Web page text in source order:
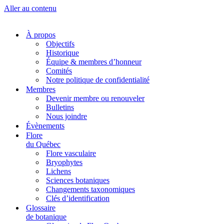
Aller au contenu
À propos
Objectifs
Historique
Équipe & membres d’honneur
Comités
Notre politique de confidentialité
Membres
Devenir membre ou renouveler
Bulletins
Nous joindre
Évènements
Flore
du Québec
Flore vasculaire
Bryophytes
Lichens
Sciences botaniques
Changements taxonomiques
Clés d’identification
Glossaire
de botanique